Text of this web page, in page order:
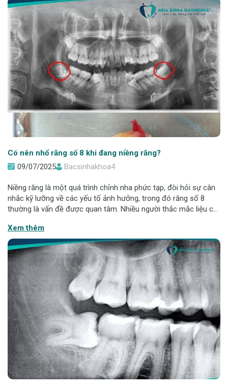
Có nên nhổ răng số 8 khi đang niềng răng?
09/07/2025
Bacsinhakhoa4
Niềng răng là một quá trình chỉnh nha phức tạp, đòi hỏi sự cân
nhắc kỹ lưỡng về các yếu tố ảnh hưởng, trong đó răng số 8
thường là vấn đề được quan tâm. Nhiều người thắc mắc liệu có
sẽ giải đáp chi
Xem thêm